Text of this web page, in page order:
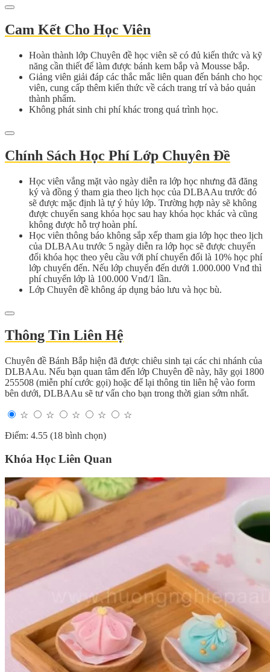
Cam Kết Cho Học Viên
Hoàn thành lớp Chuyên đề học viên sẽ có đủ kiến thức và kỹ
năng cần thiết để làm được bánh kem bắp và Mousse bắp.
Giảng viên giải đáp các thắc mắc liên quan đến bánh cho học
viên, cung cấp thêm kiến thức về cách trang trí và bảo quản
thành phẩm.
Không phát sinh chi phí khác trong quá trình học.
Chính Sách Học Phí Lớp Chuyên Đề
Học viên vắng mặt vào ngày diễn ra lớp học nhưng đã đăng
ký và đồng ý tham gia theo lịch học của DLBAAu trước đó
sẽ được mặc định là tự ý hủy lớp. Trường hợp này sẽ không
được chuyển sang khóa học sau hay khóa học khác và cũng
không được hỗ trợ hoàn phí.
Học viên thông báo không sắp xếp tham gia lớp học theo lịch
của DLBAAu trước 5 ngày diễn ra lớp học sẽ được chuyển
đổi khóa học theo yêu cầu với phí chuyển đổi là 10% học phí
lớp chuyển đến. Nếu lớp chuyển đến dưới 1.000.000 Vnđ thì
phí chuyển lớp là 100.000 Vnđ/1 lần.
Lớp Chuyên đề không áp dụng bảo lưu và học bù.
Thông Tin Liên Hệ
Chuyên đề Bánh Bắp hiện đã được chiêu sinh tại các chi nhánh của
DLBAAu. Nếu bạn quan tâm đến lớp Chuyên đề này, hãy gọi 1800
255508 (miễn phí cước gọi) hoặc để lại thông tin liên hệ vào form
bên dưới, DLBAAu sẽ tư vấn cho bạn trong thời gian sớm nhất.
☆ ☆ ☆ ☆
☆
Điểm: 4.55 (18 bình chọn)
Khóa Học Liên Quan